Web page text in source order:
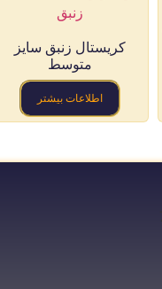
کریستال زنبق سایز
متوسط
اطلاعات بیشتر